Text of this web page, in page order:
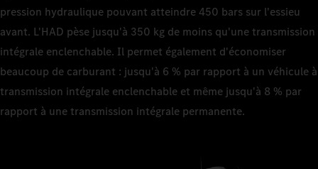
pression hydraulique pouvant atteindre 450 bars sur l'essieu
avant. L'HAD pèse jusqu'à 350 kg de moins qu'une transmission
intégrale enclenchable. Il permet également d'économiser
beaucoup de carburant : jusqu'à 6 % par rapport à un véhicule à
transmission intégrale enclenchable et même jusqu'à 8 % par
rapport à une transmission intégrale permanente.